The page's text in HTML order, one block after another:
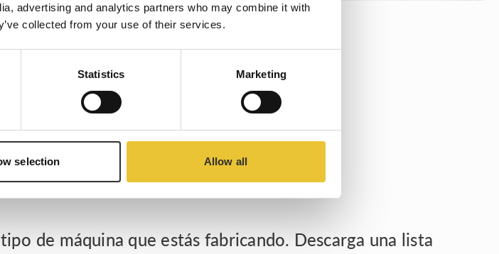
advertising and analytics partners who may combine it with
collected from your use of their services.
Statistics Marketing
selection Allow all
estándar hasta los
de máquina que estás fabricando. Descarga una lista
para comenzar!
¡Vamos!